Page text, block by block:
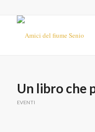
Un libro che
EVENTI